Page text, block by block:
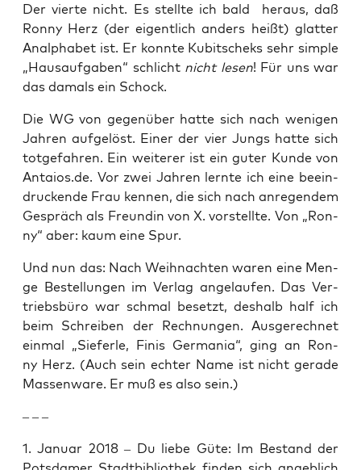
Der vier­te nicht. Es stell­te ich bald her­aus, daß
Ron­ny Herz (der eigent­lich anders heißt) glat­ter
Analpha­bet ist. Er konn­te Kubit­scheks sehr simp­le
„Haus­auf­ga­ben“ schlicht nicht lesen! Für uns war
das damals ein Schock.
Die WG von gegen­über hat­te sich nach weni­gen
Jah­ren auf­ge­löst. Einer der vier Jungs hat­te sich
tot­ge­fah­ren. Ein wei­te­rer ist ein guter Kun­de von
Antaios.de. Vor zwei Jah­ren lern­te ich eine beein­
dru­cken­de Frau ken­nen, die sich nach anre­gen­dem
Gespräch als Freun­din von X. vor­stell­te. Von „Ron­
ny“ aber: kaum eine Spur.
Und nun das: Nach Weih­nach­ten waren eine Men­
ge Bestel­lun­gen im Ver­lag ange­lau­fen. Das Ver­
triebs­bü­ro war schmal besetzt, des­halb half ich
beim Schrei­ben der Rech­nun­gen. Aus­ge­rech­net
ein­mal „Sie­fer­le, Finis Ger­ma­nia“, ging an Ron­
ny Herz. (Auch sein ech­ter Name ist nicht gera­de
Mas­sen­wa­re. Er muß es also sein.)
– – –
1. Janu­ar 2018 – Du lie­be Güte: Im Bestand der